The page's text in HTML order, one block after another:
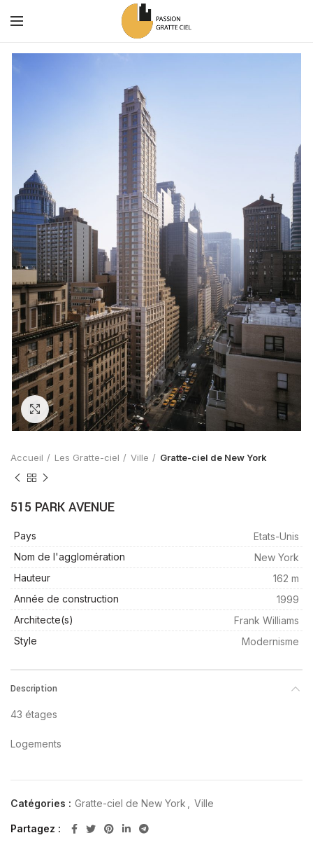
Zoom
Accueil Les Gratte-ciel Ville Gratte-ciel de New York
515 PARK AVENUE
Pays
Etats-Unis
Nom de l'agglomération
New York
Hauteur
162 m
Année de construction
1999
Architecte(s)
Frank Williams
Style
Modernisme
Description
43 étages
Logements
Catégories : Gratte-ciel de New York Ville
Partagez